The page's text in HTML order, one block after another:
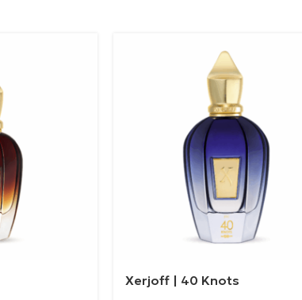
Xerjoff | 40 Knots